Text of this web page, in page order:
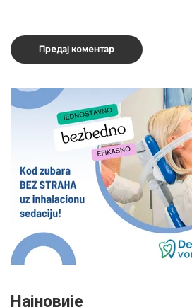
Најновије